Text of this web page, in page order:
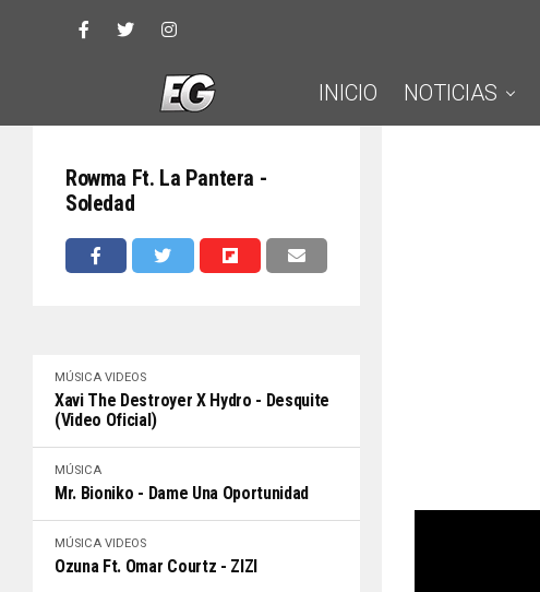
INICIO NOTICIAS
Rowma Ft. La Pantera -
Soledad
MÚSICA VIDEOS
Xavi The Destroyer X Hydro - Desquite
(Video Oficial)
MÚSICA
Mr. Bioniko - Dame Una Oportunidad
MÚSICA VIDEOS
Ozuna Ft. Omar Courtz - ZIZI